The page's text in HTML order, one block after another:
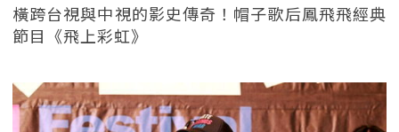
橫跨台視與中視的影史傳奇！帽子歌后鳳飛飛經典
節目《飛上彩虹》